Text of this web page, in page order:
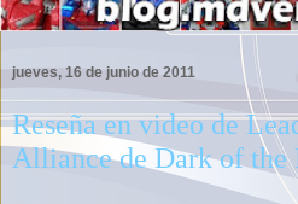
jueves, 16 de junio de 2011
Reseña en video de
Alliance de Dark of the